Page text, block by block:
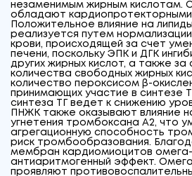
незаменимым жирным кислотам.
обладают кардиопротекторными
Положительное влияние на
реализуется путем
крови, происходящей за счет
печени, поскольку ЭПК и ДГК
других жирных кислот, а также за
количества свободных жирных
количество пероксисом β-
принимающих участие в синтезе
синтеза ТГ ведет к снижению
ПНЖК также оказывают влияние
угнетения тромбоксана А2, что
агрегационную способность
риск тромбообразования.
мембран кардиомиоцитов
антиаритмогенный эффект.
проявляют